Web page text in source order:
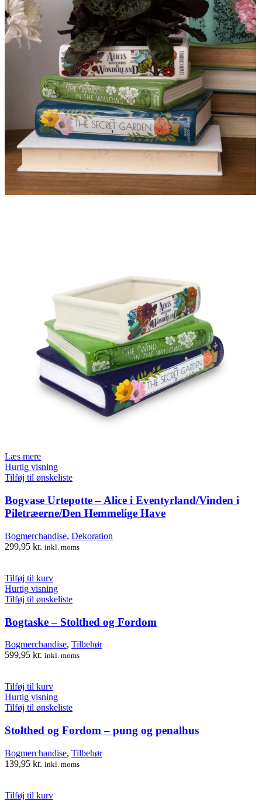
Læs mere
Hurtig visning
Tilføj til ønskeliste
Bogvase Urtepotte – Alice i Eventyrland/Vinden i
Piletræerne/Den Hemmelige Have
Bogmerchandise, Dekoration
299,95 kr. inkl. moms
Tilføj til kurv
Hurtig visning
Tilføj til ønskeliste
Bogtaske – Stolthed og Fordom
Bogmerchandise, Tilbehør
599,95 kr. inkl. moms
Tilføj til kurv
Hurtig visning
Tilføj til ønskeliste
Stolthed og Fordom – pung og penalhus
Bogmerchandise, Tilbehør
139,95 kr. inkl. moms
Tilføj til kurv